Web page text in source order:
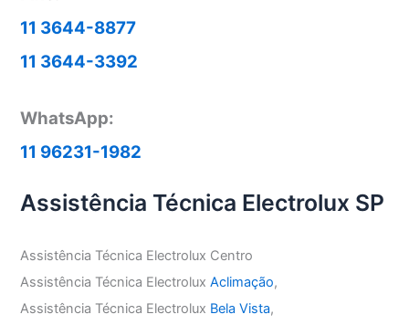
11 3644-8877
11 3644-3392
WhatsApp:
11 96231-1982
Assistência Técnica Electrolux SP
Assistência Técnica Electrolux Centro
Assistência Técnica ElectroluxAclimação,
Assistência Técnica Electrolux Bela Vista,